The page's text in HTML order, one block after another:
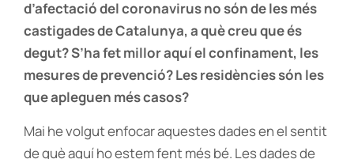
d’afectació del coronavirus no són de les més
castigades de Catalunya, a què creu que és
degut? S’ha fet millor aquí el confinament, les
mesures de prevenció? Les residències són les
que apleguen més casos?
Mai he volgut enfocar aquestes dades en el sentit
de què aquí ho estem fent més bé. Les dades de